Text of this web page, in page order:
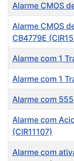
Alarme CMOS
Alarme CMOS
CB4779E
Alarme com 1
Alarme com 1
Alarme com
Alarme com
(CIR11107)
Alarme com